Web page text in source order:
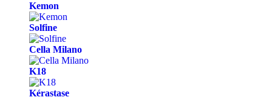
Kemon
Solfine
Cella Milano
K18
Kérastase